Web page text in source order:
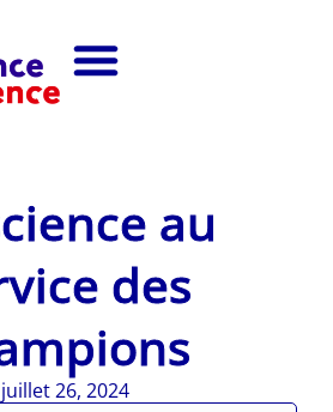
au
des
juillet 26, 2024